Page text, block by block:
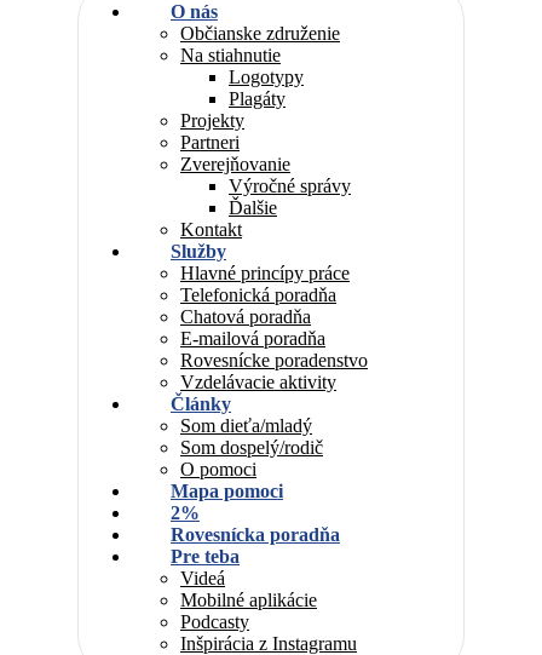
O nás
Občianske združenie
Na stiahnutie
Logotypy
Plagáty
Projekty
Partneri
Zverejňovanie
Výročné správy
Ďalšie
Kontakt
Služby
Hlavné princípy práce
Telefonická poradňa
Chatová poradňa
E-mailová poradňa
Rovesnícke poradenstvo
Vzdelávacie aktivity
Články
Som dieťa/mladý
Som dospelý/rodič
O pomoci
Mapa pomoci
2%
Rovesnícka poradňa
Pre teba
Videá
Mobilné aplikácie
Podcasty
Inšpirácia z Instagramu